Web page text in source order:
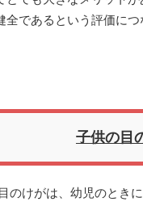
全であるという評価につ
子供の目
のけがは、幼児のとき